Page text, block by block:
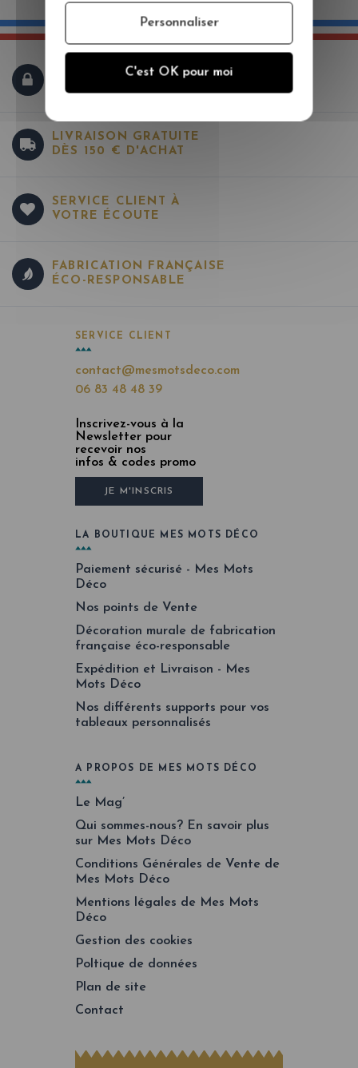
PAIEMENT SÉCURISÉ
LIVRAISON GRATUITE
DÈS 150 € D'ACHAT
SERVICE CLIENT À
VOTRE ÉCOUTE
FABRICATION FRANÇAISE
ÉCO-RESPONSABLE
SERVICE CLIENT
contact@mesmotsdeco.com
06 83 48 48 39
Inscrivez-vous à la
Newsletter pour
recevoir nos
infos & codes promo
JE M'INSCRIS
LA BOUTIQUE MES MOTS DÉCO
Paiement sécurisé - Mes Mots
Déco
Nos points de Vente
Décoration murale de fabrication
française éco-responsable
Expédition et Livraison - Mes
Mots Déco
Nos différents supports pour vos
tableaux personnalisés
A PROPOS DE MES MOTS DÉCO
Le Mag’
Qui sommes-nous? En savoir plus
sur Mes Mots Déco
Conditions Générales de Vente de
Mes Mots Déco
Mentions légales de Mes Mots
Déco
Gestion des cookies
Poltique de données
Plan de site
Contact
C'est OK pour moi
Personnaliser